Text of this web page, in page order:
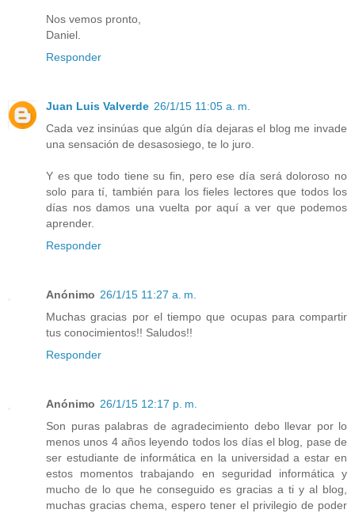
Nos vemos pronto,
Daniel.
Responder
Juan Luis Valverde 26/1/15 11:05 a. m.
Cada vez insinúas que algún día dejaras el blog me invade
una sensación de desasosiego, te lo juro.
Y es que todo tiene su fin, pero ese día será doloroso no
solo para tí, también para los fieles lectores que todos los
días nos damos una vuelta por aquí a ver que podemos
aprender.
Responder
Anónimo 26/1/15 11:27 a. m.
Muchas gracias por el tiempo que ocupas para compartir
tus conocimientos!! Saludos!!
Responder
Anónimo 26/1/15 12:17 p. m.
Son puras palabras de agradecimiento debo llevar por lo
menos unos 4 años leyendo todos los días el blog, pase de
ser estudiante de informática en la universidad a estar en
estos momentos trabajando en seguridad informática y
mucho de lo que he conseguido es gracias a ti y al blog,
muchas gracias chema, espero tener el privilegio de poder